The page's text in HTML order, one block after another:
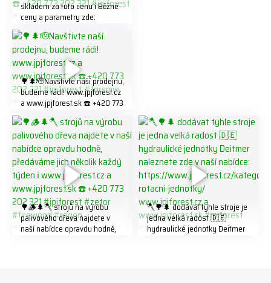
skladem za tuto cenu ℹ️ Běžné
ceny a parametry zde:
K8W5t7i6o ☎️ +420 773 202
321 #jpjforest #forsmw
#firewood #
🌳🌲🫡Navštivte naší prodejnu,
budeme rádi! www.jpjforest.cz
a www.jpjforest.sk ☎️ +420 773
#biojack #regon #vahvajussi
🌳🪵🌲🪓 strojů na výrobu
palivového dřeva najdete v
naší nabídce opravdu hodně,
🪓🌳🌲 dodávat tyhle stroje je
jedna velká radost 🇩🇪
hydraulické jednotky Deitmer